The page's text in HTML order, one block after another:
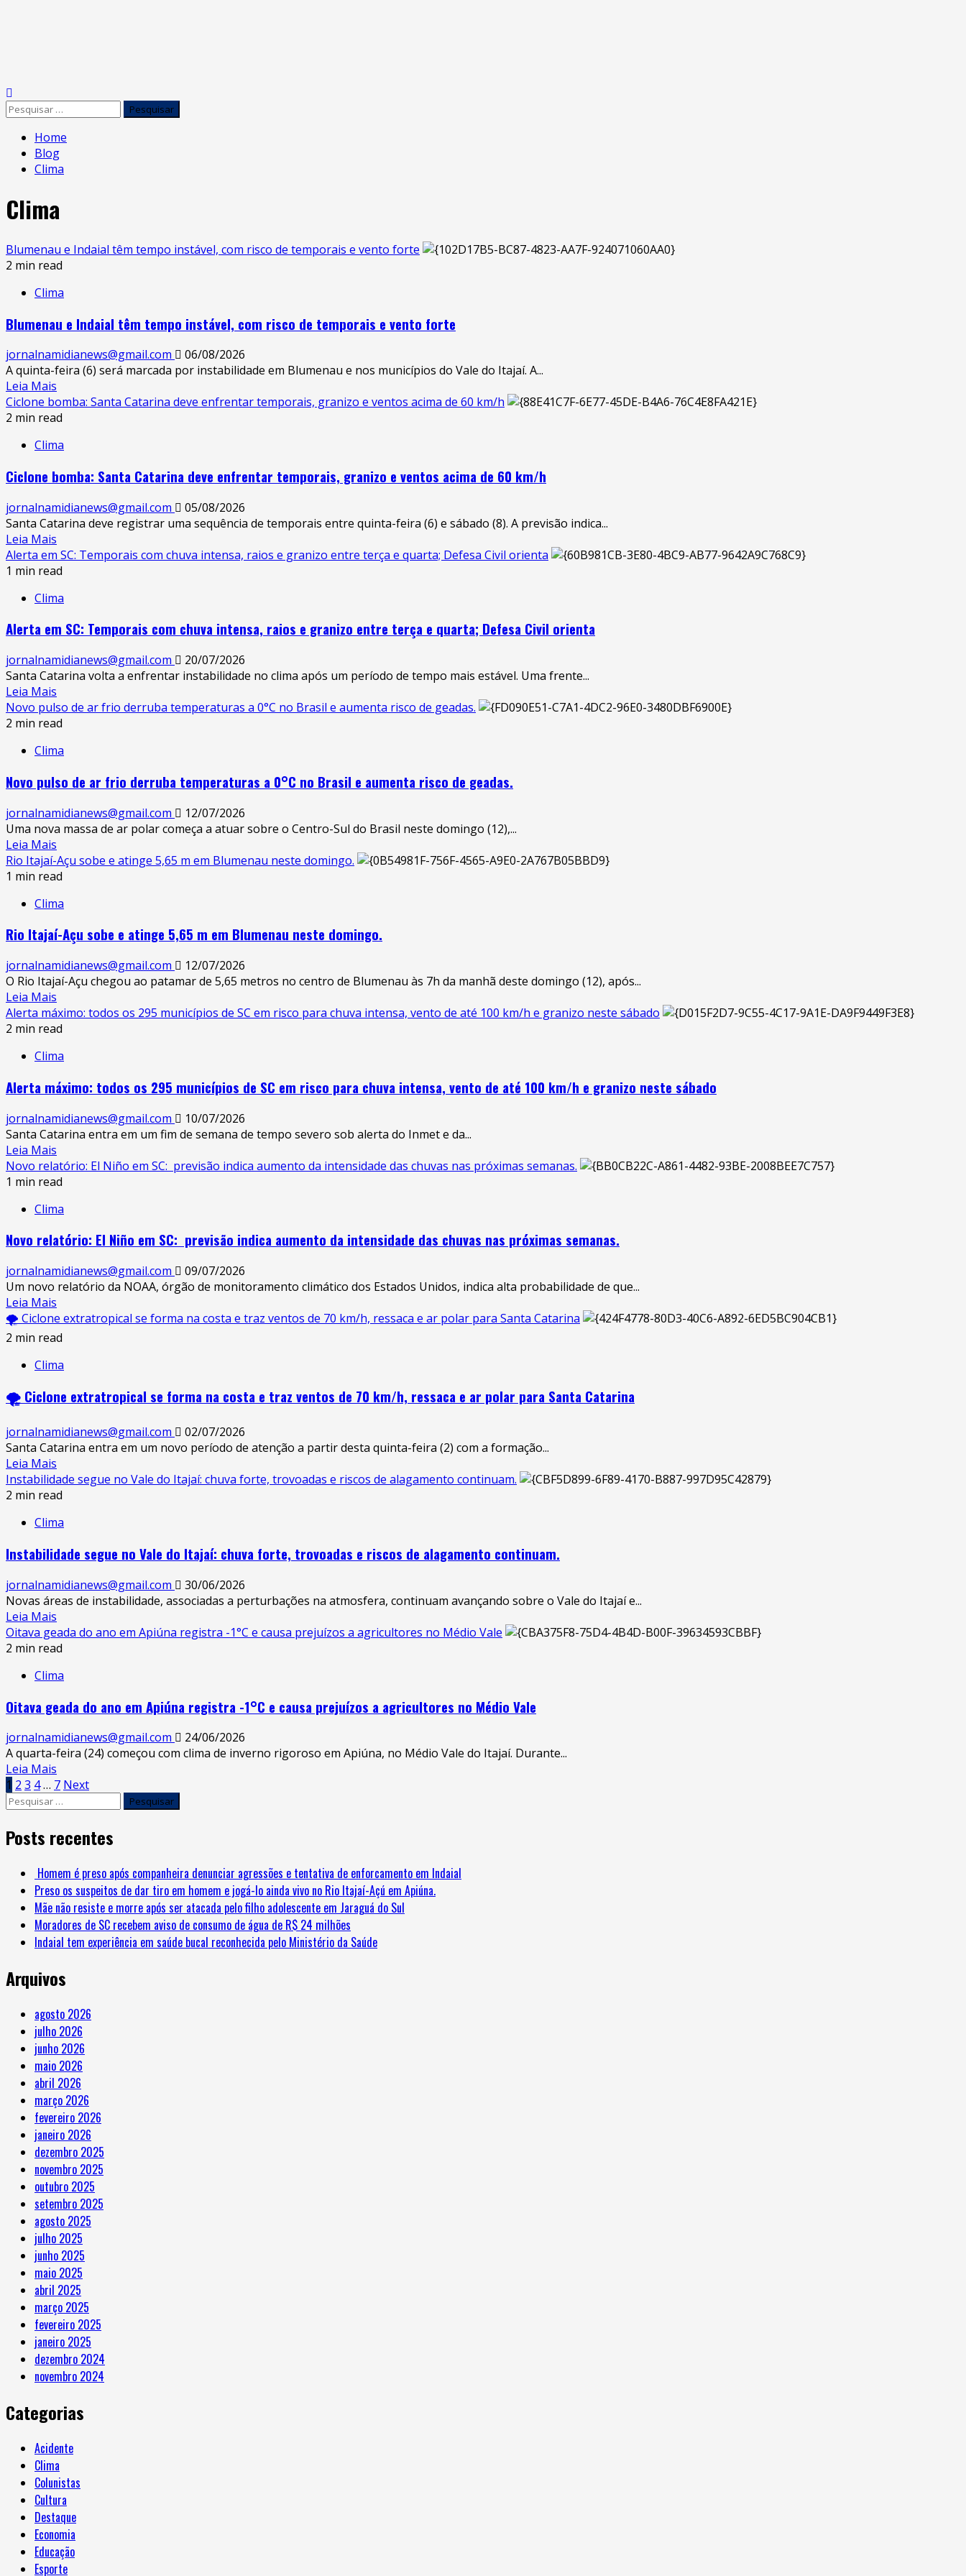
Home
Blog
Clima
Clima
Blumenau e Indaial têm tempo instável, com risco de temporais e vento forte
2 min read
Clima
Blumenau e Indaial têm tempo instável, com risco de temporais e vento forte
jornalnamidianews@gmail.com
06/08/2026
A quinta-feira (6) será marcada por instabilidade em Blumenau e nos municípios do Vale do Itajaí. A...
Leia Mais
Ciclone bomba: Santa Catarina deve enfrentar temporais, granizo e ventos acima de 60 km/h
2 min read
Clima
Ciclone bomba: Santa Catarina deve enfrentar temporais, granizo e ventos acima de 60 km/h
jornalnamidianews@gmail.com
05/08/2026
Santa Catarina deve registrar uma sequência de temporais entre quinta-feira (6) e sábado (8). A previsão indica...
Leia Mais
Alerta em SC: Temporais com chuva intensa, raios e granizo entre terça e quarta; Defesa Civil orienta
1 min read
Clima
Alerta em SC: Temporais com chuva intensa, raios e granizo entre terça e quarta; Defesa Civil orienta
jornalnamidianews@gmail.com
20/07/2026
Santa Catarina volta a enfrentar instabilidade no clima após um período de tempo mais estável. Uma frente...
Leia Mais
Novo pulso de ar frio derruba temperaturas a 0°C no Brasil e aumenta risco de geadas.
2 min read
Clima
Novo pulso de ar frio derruba temperaturas a 0°C no Brasil e aumenta risco de geadas.
jornalnamidianews@gmail.com
12/07/2026
Uma nova massa de ar polar começa a atuar sobre o Centro-Sul do Brasil neste domingo (12),...
Leia Mais
Rio Itajaí-Açu sobe e atinge 5,65 m em Blumenau neste domingo.
1 min read
Clima
Rio Itajaí-Açu sobe e atinge 5,65 m em Blumenau neste domingo.
jornalnamidianews@gmail.com
12/07/2026
O Rio Itajaí-Açu chegou ao patamar de 5,65 metros no centro de Blumenau às 7h da manhã deste domingo (12), após...
Leia Mais
Alerta máximo: todos os 295 municípios de SC em risco para chuva intensa, vento de até 100 km/h e granizo neste sábado
2 min read
Clima
Alerta máximo: todos os 295 municípios de SC em risco para chuva intensa, vento de até 100 km/h e granizo neste sábado
jornalnamidianews@gmail.com
10/07/2026
Santa Catarina entra em um fim de semana de tempo severo sob alerta do Inmet e da...
Leia Mais
Novo relatório: El Niño em SC: previsão indica aumento da intensidade das chuvas nas próximas semanas.
1 min read
Clima
Novo relatório: El Niño em SC: previsão indica aumento da intensidade das chuvas nas próximas semanas.
jornalnamidianews@gmail.com
09/07/2026
Um novo relatório da NOAA, órgão de monitoramento climático dos Estados Unidos, indica alta probabilidade de que...
Leia Mais
🌪️ Ciclone extratropical se forma na costa e traz ventos de 70 km/h, ressaca e ar polar para Santa Catarina
2 min read
Clima
🌪️ Ciclone extratropical se forma na costa e traz ventos de 70 km/h, ressaca e ar polar para Santa Catarina
jornalnamidianews@gmail.com
02/07/2026
Santa Catarina entra em um novo período de atenção a partir desta quinta-feira (2) com a formação...
Leia Mais
Instabilidade segue no Vale do Itajaí: chuva forte, trovoadas e riscos de alagamento continuam.
2 min read
Clima
Instabilidade segue no Vale do Itajaí: chuva forte, trovoadas e riscos de alagamento continuam.
jornalnamidianews@gmail.com
30/06/2026
Novas áreas de instabilidade, associadas a perturbações na atmosfera, continuam avançando sobre o Vale do Itajaí e...
Leia Mais
Oitava geada do ano em Apiúna registra -1°C e causa prejuízos a agricultores no Médio Vale
2 min read
Clima
Oitava geada do ano em Apiúna registra -1°C e causa prejuízos a agricultores no Médio Vale
jornalnamidianews@gmail.com
24/06/2026
A quarta-feira (24) começou com clima de inverno rigoroso em Apiúna, no Médio Vale do Itajaí. Durante...
Leia Mais
1 2 3 4… 7 Next
Posts recentes
Homem é preso após companheira denunciar agressões e tentativa de enforcamento em Indaial
Preso os suspeitos de dar tiro em homem e jogá-lo ainda vivo no Rio Itajaí-Açú em Apiúna.
Mãe não resiste e morre após ser atacada pelo filho adolescente em Jaraguá do Sul
Moradores de SC recebem aviso de consumo de água de R$ 24 milhões
Indaial tem experiência em saúde bucal reconhecida pelo Ministério da Saúde
Arquivos
agosto 2026
julho 2026
junho 2026
maio 2026
abril 2026
março 2026
fevereiro 2026
janeiro 2026
dezembro 2025
novembro 2025
outubro 2025
setembro 2025
agosto 2025
julho 2025
junho 2025
maio 2025
abril 2025
março 2025
fevereiro 2025
janeiro 2025
dezembro 2024
novembro 2024
Categorias
Acidente
Clima
Colunistas
Cultura
Destaque
Economia
Educação
Esporte